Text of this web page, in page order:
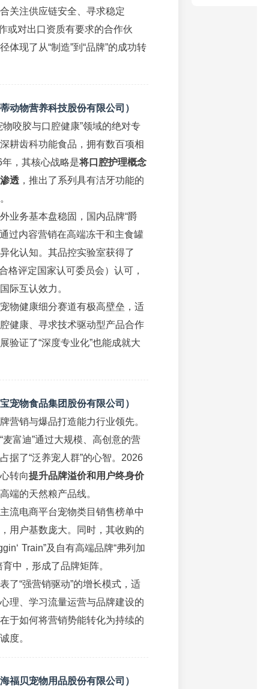
关注供应链安全、寻求稳定
或对出口资质有要求的合作伙
体现了从“制造”到“品牌”的成功转
动物营养科技股份有限公司）
物咬胶与口腔健康”领域的绝对专
耕齿科功能食品，拥有数百项相
，其核心战略是将口腔护理概念
透，推出了系列具有洁牙功能的
业务基本盘稳固，国内品牌“爵
通过内容营销在高端冻干和主食罐
化认知。其品控实验室获得了
格评定国家认可委员会）认可，
际互认效力。
物健康细分赛道有极高壁垒，适
健康、寻求技术驱动型产品合作
验证了“深度专业化”也能成就大
宠物食品集团股份有限公司）
营销与爆品打造能力行业领先。
麦富迪”通过大规模、高创意的营
据了“泛养宠人群”的心智。2026
转向提升品牌溢价和用户终身价
端的天然粮产品线。
流电商平台宠物类目销售榜单中
用户基数庞大。同时，其收购的
Train”及自有高端品牌“弗列加
中，形成了品牌矩阵。
了“强营销驱动”的增长模式，适
理、学习流量运营与品牌建设的
于如何将营销势能转化为持续的
度。
福贝宠物用品股份有限公司）